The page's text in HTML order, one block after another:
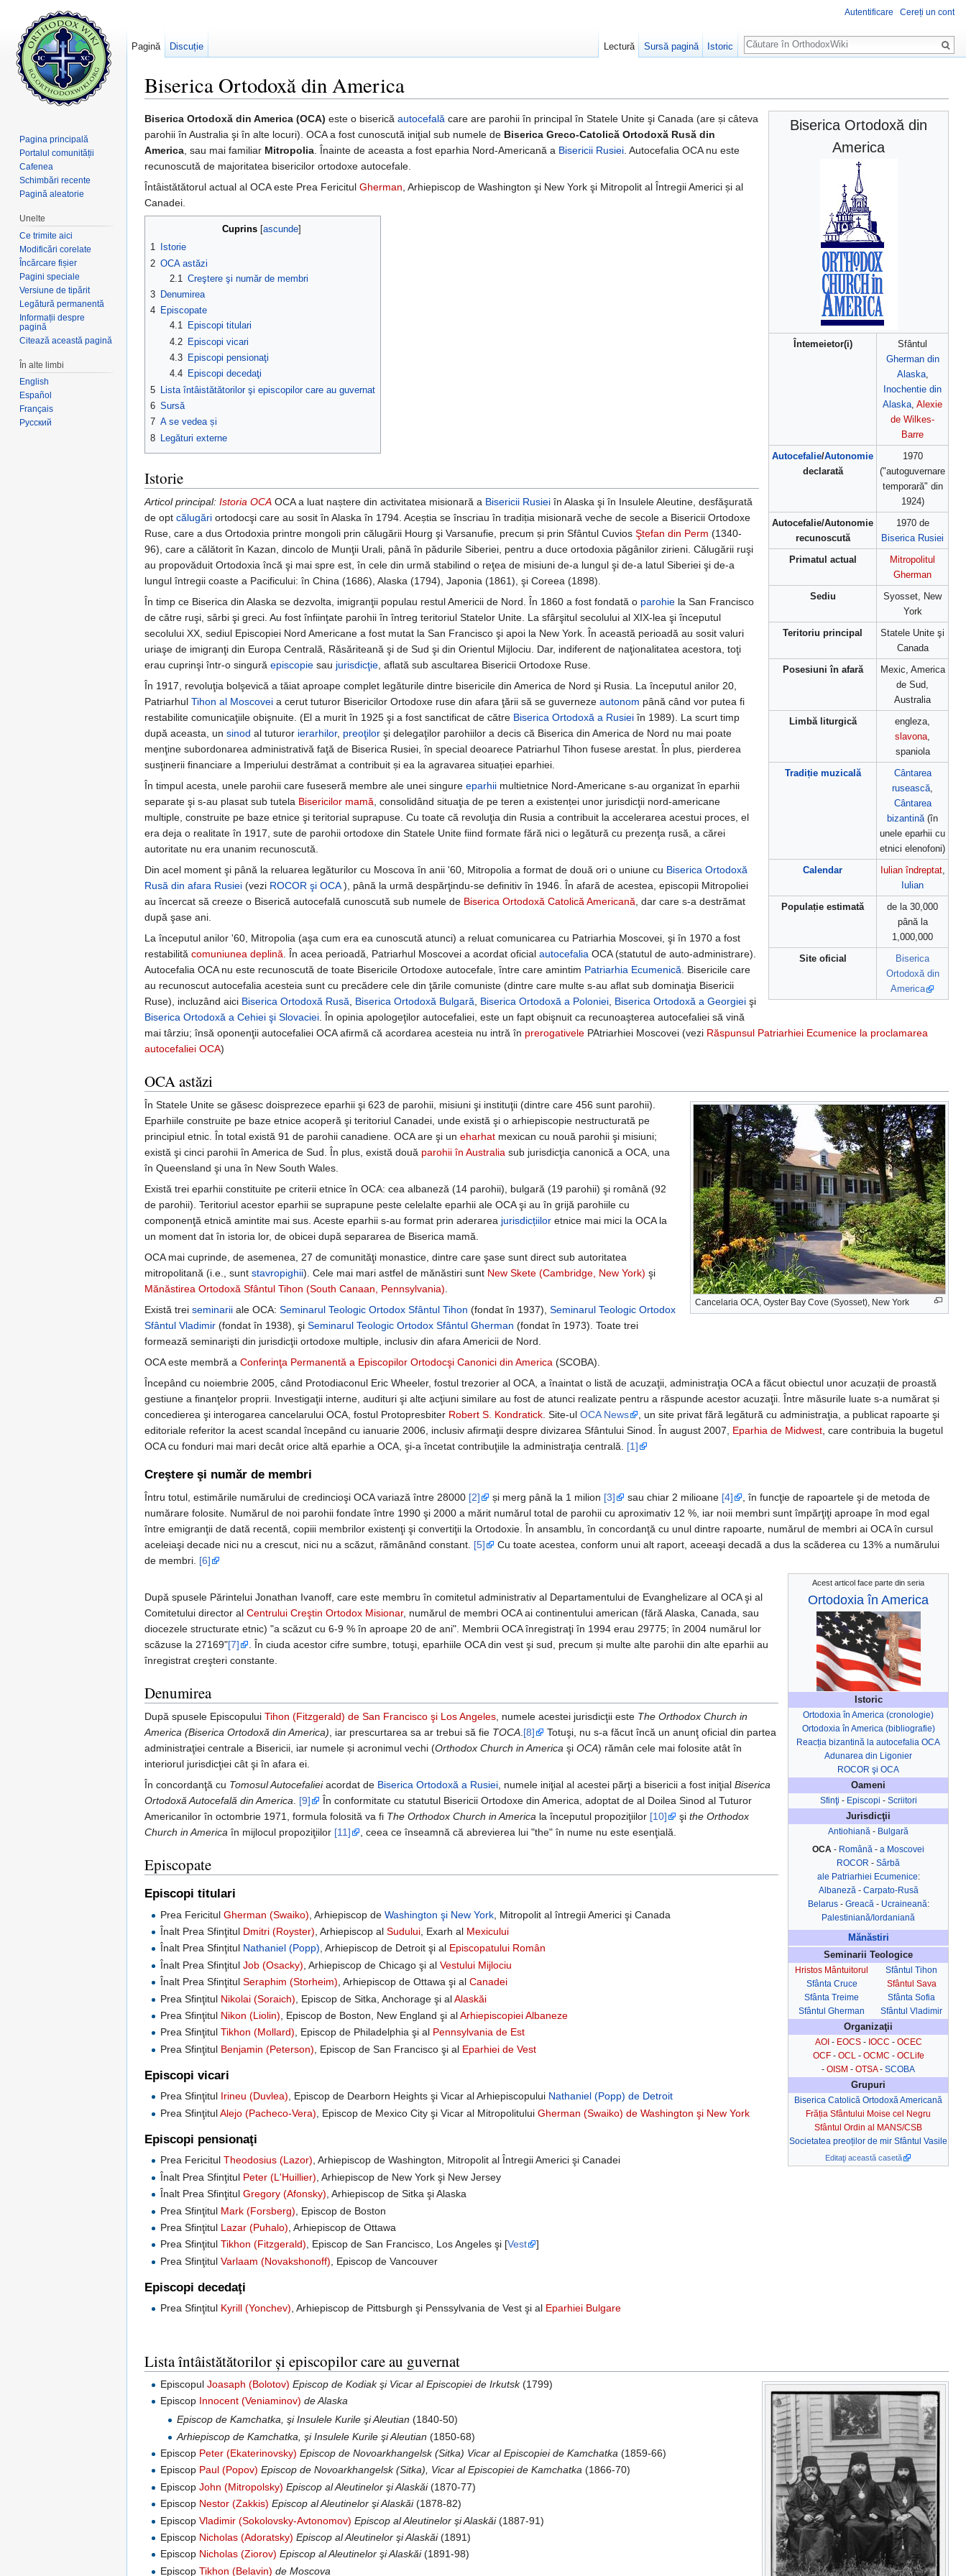
Biserica Ortodoxă din America
Biserica Ortodoxă din
America
Întemeietor(i)
Sfântul
Gherman din
Alaska,
Inochentie din
Alaska, Alexie
de Wilkes-
Barre
Autocefalie/Autonomie
declarată
1970
("autoguvernare
temporară" din
1924)
Autocefalie/Autonomie
recunoscută
1970 de
Biserica Rusiei
Primatul actual
Mitropolitul
Gherman
Sediu
Syosset, New
York
Teritoriu principal
Statele Unite şi
Canada
Posesiuni în afară
Mexic, America
de Sud,
Australia
Limbă liturgică
engleza,
slavona,
spaniola
Tradiție muzicală
Cântarea
rusească,
Cântarea
bizantină(în
unele eparhii cu
etnici elenofoni)
Calendar
Iulian îndreptat,
Iulian
Populație estimată
de la 30,000
până la
1,000,000
Site oficial
Biserica
Ortodoxă din
America
Biserica Ortodoxă din America (OCA) este o biserică autocefală care are parohii în principal în Statele Unite şi Canada (are și câteva
parohii în Australia şi în alte locuri). OCA a fost cunoscută iniţial sub numele de Biserica Greco-Catolică Ortodoxă Rusă din
America, sau mai familiar Mitropolia. Înainte de aceasta a fost eparhia Nord-Americană a Bisericii Rusiei. Autocefalia OCA nu este
recunoscută de majoritatea bisericilor ortodoxe autocefale.
Întâistătătorul actual al OCA este Prea Fericitul Gherman, Arhiepiscop de Washington şi New York şi Mitropolit al Întregii Americi și al
Canadei.
Cuprins[ ascunde]
1
Istorie
2 OCA astăzi
2.1
Creştere şi număr de membri
3 Denumirea
4 Episcopate
4.1
Episcopi titulari
4.2
Episcopi vicari
4.3
Episcopi pensionaţi
4.4
Episcopi decedaţi
5 Lista întâistătătorilor şi episcopilor care au guvernat
6 Sursă
7 A se vedea și
8 Legături externe
Istorie
Articol principal: Istoria OCA OCA a luat naștere din activitatea misionară a Bisericii Rusiei în Alaska şi în Insulele Aleutine, desfăşurată
de opt călugări ortodocşi care au sosit în Alaska în 1794. Aceștia se înscriau în tradiția misionară veche de secole a Bisericii Ortodoxe
Ruse, care a dus Ortodoxia printre mongoli prin călugării Hourg şi Varsanufie, precum și prin Sfântul Cuvios Ştefan din Perm (1340-
96), care a călătorit în Kazan, dincolo de Munţii Urali, până în pădurile Siberiei, pentru a duce ortodoxia păgânilor zirieni. Călugării ruşi
au propovăduit Ortodoxia încă şi mai spre est, în cele din urmă stabilind o reţea de misiuni de-a lungul şi de-a latul Siberiei şi de-a
lungul întregii coaste a Pacificului: în China (1686), Alaska (1794), Japonia (1861), şi Coreea (1898).
În timp ce Biserica din Alaska se dezvolta, imigranţii populau restul Americii de Nord. În 1860 a fost fondată o parohie la San Francisco
de către ruşi, sârbi şi greci. Au fost înfiinţate parohii în întreg teritoriul Statelor Unite. La sfârşitul secolului al XIX-lea şi începutul
secolului XX, sediul Episcopiei Nord Americane a fost mutat la San Francisco şi apoi la New York. În această perioadă au sosit valuri
uriaşe de imigranţi din Europa Centrală, Răsăriteană şi de Sud şi din Orientul Mijlociu. Dar, indiferent de naţionalitatea acestora, toţi
erau cuprinşi într-o singură episcopie sau jurisdicţie, aflată sub ascultarea Bisericii Ortodoxe Ruse.
În 1917, revoluţia bolşevică a tăiat aproape complet legăturile dintre bisericile din America de Nord şi Rusia. La începutul anilor 20,
Patriarhul Tihon al Moscovei a cerut tuturor Bisericilor Ortodoxe ruse din afara ţării să se guverneze autonom până când vor putea fi
restabilite comunicaţiile obişnuite. (El a murit în 1925 şi a fost sanctificat de către Biserica Ortodoxă a Rusiei în 1989). La scurt timp
după aceasta, un sinod al tuturor ierarhilor, preoţilor şi delegaţilor parohiilor a decis că Biserica din America de Nord nu mai poate
menţine subordonarea administrativă faţă de Biserica Rusiei, în special deoarece Patriarhul Tihon fusese arestat. În plus, pierderea
susţinerii financiare a Imperiului destrămat a contribuit și ea la agravarea situației eparhiei.
În timpul acesta, unele parohii care fuseseră membre ale unei singure eparhii multietnice Nord-Americane s-au organizat în eparhii
separate şi s-au plasat sub tutela Bisericilor mamă, consolidând situaţia de pe teren a existenței unor jurisdicţii nord-americane
multiple, construite pe baze etnice şi teritorial suprapuse. Cu toate că revoluţia din Rusia a contribuit la accelerarea acestui proces, el
era deja o realitate în 1917, sute de parohii ortodoxe din Statele Unite fiind formate fără nici o legătură cu prezenţa rusă, a cărei
autoritate nu era unanim recunoscută.
Din acel moment şi până la reluarea legăturilor cu Moscova în anii '60, Mitropolia a format de două ori o uniune cu Biserica Ortodoxă
Rusă din afara Rusiei (vezi ROCOR şi OCA), până la urmă despărţindu-se definitiv în 1946. În afară de acestea, episcopii Mitropoliei
au încercat să creeze o Biserică autocefală cunoscută sub numele de Biserica Ortodoxă Catolică Americană, dar care s-a destrămat
după şase ani.
La începutul anilor '60, Mitropolia (aşa cum era ea cunoscută atunci) a reluat comunicarea cu Patriarhia Moscovei, şi în 1970 a fost
restabilită comuniunea deplină. În acea perioadă, Patriarhul Moscovei a acordat oficial autocefalia OCA (statutul de auto-administrare).
Autocefalia OCA nu este recunoscută de toate Bisericile Ortodoxe autocefale, între care amintim Patriarhia Ecumenică. Bisericile care
au recunoscut autocefalia acesteia sunt cu precădere cele din ţările comuniste (dintre care multe s-au aflat sub dominaţia Bisericii
Ruse), incluzând aici Biserica Ortodoxă Rusă, Biserica Ortodoxă Bulgară, Biserica Ortodoxă a Poloniei, Biserica Ortodoxă a Georgiei şi
Biserica Ortodoxă a Cehiei şi Slovaciei. În opinia apologeţilor autocefaliei, este un fapt obişnuit ca recunoaşterea autocefaliei să vină
mai târziu; însă oponenţii autocefaliei OCA afirmă că acordarea acesteia nu intră în prerogativele PAtriarhiei Moscovei (vezi Răspunsul Patriarhiei Ecumenice la proclamarea
autocefaliei OCA)
OCA astăzi
Cancelaria OCA, Oyster Bay Cove (Syosset), New York
În Statele Unite se găsesc doisprezece eparhii şi 623 de parohii, misiuni şi instituţii (dintre care 456 sunt parohii).
Eparhiile construite pe baze etnice acoperă şi teritoriul Canadei, unde există şi o arhiepiscopie nestructurată pe
principiul etnic. În total există 91 de parohii canadiene. OCA are şi un eharhat mexican cu nouă parohii şi misiuni;
există şi cinci parohii în America de Sud. În plus, există două parohii în Australia sub jurisdicţia canonică a OCA, una
în Queensland şi una în New South Wales.
Există trei eparhii constituite pe criterii etnice în OCA: cea albaneză (14 parohii), bulgară (19 parohii) şi română (92
de parohii). Teritoriul acestor eparhii se suprapune peste celelalte eparhii ale OCA şi au în grijă parohiile cu
componenţă etnică amintite mai sus. Aceste eparhii s-au format prin aderarea jurisdicțiilor etnice mai mici la OCA la
un moment dat în istoria lor, de obicei după separarea de Biserica mamă.
OCA mai cuprinde, de asemenea, 27 de comunităţi monastice, dintre care şase sunt direct sub autoritatea
mitropolitană (i.e., sunt stavropighii). Cele mai mari astfel de mănăstiri sunt New Skete (Cambridge, New York) şi
Mănăstirea Ortodoxă Sfântul Tihon (South Canaan, Pennsylvania).
Există trei seminarii ale OCA: Seminarul Teologic Ortodox Sfântul Tihon (fondat în 1937), Seminarul Teologic Ortodox
Sfântul Vladimir (fondat în 1938), şi Seminarul Teologic Ortodox Sfântul Gherman (fondat în 1973). Toate trei
formează seminarişti din jurisdicţii ortodoxe multiple, inclusiv din afara Americii de Nord.
OCA este membră a Conferinţa Permanentă a Episcopilor Ortodocşi Canonici din America (SCOBA).
Începând cu noiembrie 2005, când Protodiaconul Eric Wheeler, fostul trezorier al OCA, a înaintat o listă de acuzaţii, administraţia OCA a făcut obiectul unor acuzații de proastă
gestiune a finanţelor proprii. Investigaţii interne, audituri şi alte acţiuni similare au fost de atunci realizate pentru a răspunde acestor acuzaţii. Între măsurile luate s-a numărat și
concedierea şi interogarea cancelarului OCA, fostul Protopresbiter Robert S. Kondratick. Site-ul OCA News
, un site privat fără legătură cu administraţia, a publicat rapoarte şi
editoriale referitor la acest scandal începând cu ianuarie 2006, inclusiv afirmaţii despre divizarea Sfântului Sinod. În august 2007, Eparhia de Midwest, care contribuia la bugetul
OCA cu fonduri mai mari decât orice altă eparhie a OCA, şi-a încetat contribuţiile la administraţia centrală. [1]
Creştere şi număr de membri
Întru totul, estimările numărului de credincioşi OCA variază între 28000 [2] și merg până la 1 milion [3] sau chiar 2 milioane [4]
, în funcţie de rapoartele şi de metoda de
numărare folosite. Numărul de noi parohii fondate între 1990 şi 2000 a mărit numărul total de parohii cu aproximativ 12 %, iar noii membri sunt împărţiţi aproape în mod egal
între emigranţii de dată recentă, copiii membrilor existenţi şi convertiţii la Ortodoxie. În ansamblu, în concordanţă cu unul dintre rapoarte, numărul de membri ai OCA în cursul
aceleiaşi decade nici nu a crescut, nici nu a scăzut, rămânând constant. [5]
Cu toate acestea, conform unui alt raport, aceeaşi decadă a dus la scăderea cu 13% a numărului
de membri. [6]
Acest articol face parte din seria
Ortodoxia în America
Istoric
Ortodoxia în America (cronologie)
Ortodoxia în America (bibliografie)
Reacția bizantină la autocefalia OCA
Adunarea din Ligonier
ROCOR şi OCA
Oameni
Sfinţi - Episcopi - Scriitori
Jurisdicţii
Antiohiană - Bulgară
OCA - Română - a Moscovei
ROCOR - Sârbă
ale Patriarhiei Ecumenice:
Albaneză- Carpato-Rusă
Belarus- Greacă- Ucraineană:
Palestiniană/Iordaniană
Mănăstiri
Seminarii Teologice
Hristos Mântuitorul
Sfânta Cruce
Sfânta Treime
Sfântul Gherman
Sfântul Tihon
Sfântul Sava
Sfânta Sofia
Sfântul Vladimir
Organizaţii
AOI- EOCS- IOCC - OCEC
OCF- OCL- OCMC - OCLife
- OISM - OTSA- SCOBA
Grupuri
Biserica Catolică Ortodoxă Americană
Frăția Sfântului Moise cel Negru
Sfântul Ordin al MANS/CSB
Societatea preoților de mir Sfântul Vasile
Editaţi această casetă
După spusele Părintelui Jonathan Ivanoff, care este membru în comitetul administrativ al Departamentului de Evanghelizare al OCA şi al
Comitetului director al Centrului Creştin Ortodox Misionar, numărul de membri OCA ai continentului american (fără Alaska, Canada, sau
diocezele structurate etnic) "a scăzut cu 6-9 % în aproape 20 de ani". Membrii OCA înregistraţi în 1994 erau 29775; în 2004 numărul lor
scăzuse la 27169"[7]
. În ciuda acestor cifre sumbre, totuşi, eparhiile OCA din vest şi sud, precum și multe alte parohii din alte eparhii au
înregistrat creşteri constante.
Denumirea
După spusele Episcopului Tihon (Fitzgerald) de San Francisco şi Los Angeles , numele acestei jurisdicţii este The Orthodox Church in
America (Biserica Ortodoxă din America) , iar prescurtarea sa ar trebui să fie TOCA [8]
Totuşi, nu s-a făcut încă un anunţ oficial din partea
administraţiei centrale a Bisericii, iar numele și acronimul vechi (Orthodox Church in America şi OCA) rămân cele mai folosite atât în
interiorul jurisdicţiei cât şi în afara ei.
În concordanţă cu Tomosul Autocefalieiacordat de Biserica Ortodoxă a Rusiei , numele iniţial al acestei părţi a bisericii a fost iniţial Biserica
Ortodoxă Autocefală din America
[9]
În conformitate cu statutul Bisericii Ortodoxe din America, adoptat de al Doilea Sinod al Tuturor
Americanilor în octombrie 1971, formula folosită va fi The Orthodox Church in America la începutul propoziţiilor [10] şi the Orthodox
Church in America în mijlocul propoziţiilor [11] , ceea ce înseamnă că abrevierea lui "the" în nume nu este esenţială.
Episcopate
Episcopi titulari
Prea FericitulGherman (Swaiko) , Arhiepiscop deWashington şi New York , Mitropolit al întregii Americi şi Canada
Înalt Prea Sfinţitul Dmitri (Royster) , Arhiepiscop alSudului , Exarh al Mexicului
Înalt Prea Sfinţitul Nathaniel (Popp), Arhiepiscop de Detroit şi al Episcopatului Român
Înalt Prea SfinţitulJob (Osacky) , Arhiepiscop de Chicago şi alVestului Mijlociu
Înalt Prea SfinţitulSeraphim (Storheim), Arhiepiscop de Ottawa şi alCanadei
Prea Sfinţitul Nikolai (Soraich) , Episcop de Sitka, Anchorage şi alAlaskăi
Prea Sfinţitul Nikon (Liolin) , Episcop de Boston, New England şi alArhiepiscopiei Albaneze
Prea SfinţitulTikhon (Mollard), Episcop de Philadelphia şi al Pennsylvania de Est
Prea Sfinţitul Benjamin (Peterson) , Episcop de San Francisco şi al Eparhiei de Vest
Episcopi vicari
Prea Sfinţitul Irineu (Duvlea), Episcop de Dearborn Heights şi Vicar al Arhiepiscopului Nathaniel (Popp) de Detroit
Prea SfinţitulAlejo (Pacheco-Vera) , Episcop de Mexico City şi Vicar al MitropolituluiGherman (Swaiko) de Washington şi New York
Episcopi pensionaţi
Prea FericitulTheodosius (Lazor), Arhiepiscop de Washington, Mitropolit al Întregii Americi şi Canadei
Înalt Prea Sfinţitul Peter (L'Huillier) , Arhiepiscop de New York şi New Jersey
Înalt Prea SfinţitulGregory (Afonsky) , Arhiepiscop de Sitka şi Alaska
Prea Sfinţitul Mark (Forsberg) , Episcop de Boston
Prea Sfinţitul Lazar (Puhalo) , Arhiepiscop de Ottawa
Prea SfinţitulTikhon (Fitzgerald), Episcop de San Francisco, Los Angeles şi [Vest
]
Prea SfinţitulVarlaam (Novakshonoff) , Episcop de Vancouver
Episcopi decedaţi
Prea Sfinţitul Kyrill (Yonchev), Arhiepiscop de Pittsburgh şi Penssylvania de Vest şi al Eparhiei Bulgare
Lista întâistătătorilor şi episcopilor care au guvernat
EpiscopulJoasaph (Bolotov) Episcop de Kodiak şi Vicar al Episcopiei de Irkutsk(1799)
Episcop Innocent (Veniaminov) de Alaska
Episcop de Kamchatka, şi Insulele Kurile şi Aleutian (1840-50)
Arhiepiscop de Kamchatka, şi Insulele Kurile şi Aleutian (1850-68)
Episcop Peter (Ekaterinovsky) Episcop de Novoarkhangelsk (Sitka) Vicar al Episcopiei de Kamchatka (1859-66)
Episcop Paul (Popov) Episcop de Novoarkhangelsk (Sitka), Vicar al Episcopiei de Kamchatka (1866-70)
EpiscopJohn (Mitropolsky) Episcop al Aleutinelor şi Alaskăi(1870-77)
Episcop Nestor (Zakkis) Episcop al Aleutinelor şi Alaskăi(1878-82)
EpiscopVladimir (Sokolovsky-Avtonomov) Episcop al Aleutinelor şi Alaskăi(1887-91)
Episcop Nicholas (Adoratsky) Episcop al Aleutinelor şi Alaskăi(1891)
Episcop Nicholas (Ziorov) Episcop al Aleutinelor şi Alaskăi(1891-98)
EpiscopTikhon (Belavin) de Moscova
Autentificare Cereți un cont
Pagină Discuție Lectură Sursă pagină Istoric
Căutare
Pagina principală
Portalul comunității
Cafenea
Schimbări recente
Pagină aleatorie
Unelte
Ce trimite aici
Modificări corelate
Încărcare fișier
Pagini speciale
Versiune de tipărit
Legătură permanentă
Informații despre
pagină
Citează această pagină
În alte limbi
English
Español
Français
Русский